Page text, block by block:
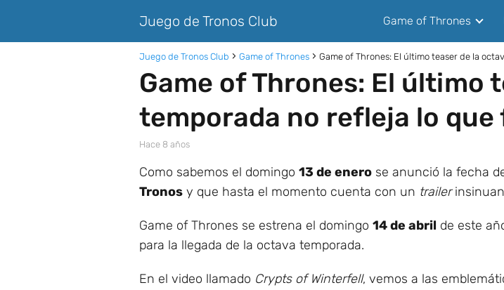
Juego de Tronos Club Game of Thrones
Juego de Tronos Club Game of Thrones Game of Thrones: El último teaser de la
Game of Thrones: El último
temporada no refleja lo
hace 8 años
Como sabemos el domingo 13 de enero se anunció la fecha
Tronos y que hasta el momento cuenta con un trailer
Game of Thrones se estrena el domingo 14 de abril de este
para la llegada de la octava temporada.
En el video llamado Crypts of Winterfell, vemos a las